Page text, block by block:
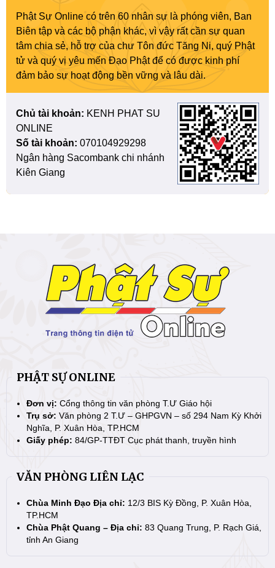
Phật Sự Online có trên 60 nhân sự là phóng viên, Ban
Biên tập và các bộ phận khác, vì vậy rất cần sự quan
tâm chia sẻ, hỗ trợ của chư Tôn đức Tăng Ni, quý Phật
tử và quý vị yêu mến Đạo Phật để có được kinh phí
đảm bảo sự hoạt động bền vững và lâu dài.
Chủ tài khoản: KENH PHAT SU
ONLINE
Số tài khoản: 070104929298
Ngân hàng Sacombank chi nhánh
Kiên Giang
PHẬT SỰ ONLINE
Đơn vị: Cổng thông tin văn phòng T.Ư Giáo hội
Trụ sở: Văn phòng 2 T.Ư – GHPGVN – số 294 Nam Kỳ Khởi
Nghĩa, P. Xuân Hòa, TP.HCM
Giấy phép: 84/GP-TTĐT Cục phát thanh, truyền hình
VĂN PHÒNG LIÊN LẠC
Chùa Minh Đạo Địa chỉ: 12/3 BIS Kỳ Đồng, P. Xuân Hòa,
TP.HCM
Chùa Phật Quang – Địa chỉ: 83 Quang Trung, P. Rạch Giá,
tỉnh An Giang